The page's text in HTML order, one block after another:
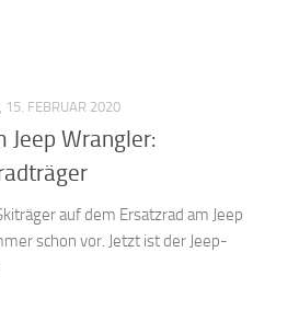
15. FEBRUAR 2020
Jeep Wrangler:
auf dem Ersatzrad am Jeep
schon vor. Jetzt ist der Jeep-